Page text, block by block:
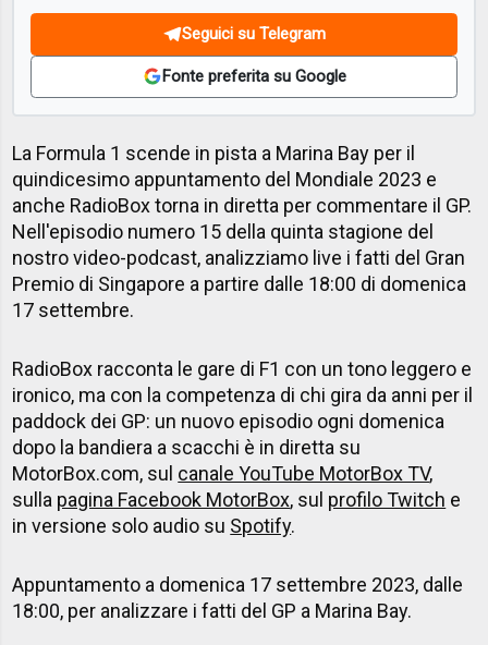
Seguici su Telegram
Fonte preferita su Google
La Formula 1 scende in pista a Marina Bay per il
quindicesimo appuntamento del Mondiale 2023 e
anche RadioBox torna in diretta per commentare il GP.
Nell'episodio numero 15 della quinta stagione del
nostro video-podcast, analizziamo live i fatti del Gran
Premio di Singapore a partire dalle 18:00 di domenica
17 settembre.
RadioBox racconta le gare di F1 con un tono leggero e
ironico, ma con la competenza di chi gira da anni per il
paddock dei GP: un nuovo episodio ogni domenica
dopo la bandiera a scacchi è in diretta su
MotorBox.com, sul canale YouTube MotorBox TV,
sulla pagina Facebook MotorBox, sul profilo Twitch e
in versione solo audio su Spotify.
Appuntamento a domenica 17 settembre 2023, dalle
18:00, per analizzare i fatti del GP a Marina Bay.